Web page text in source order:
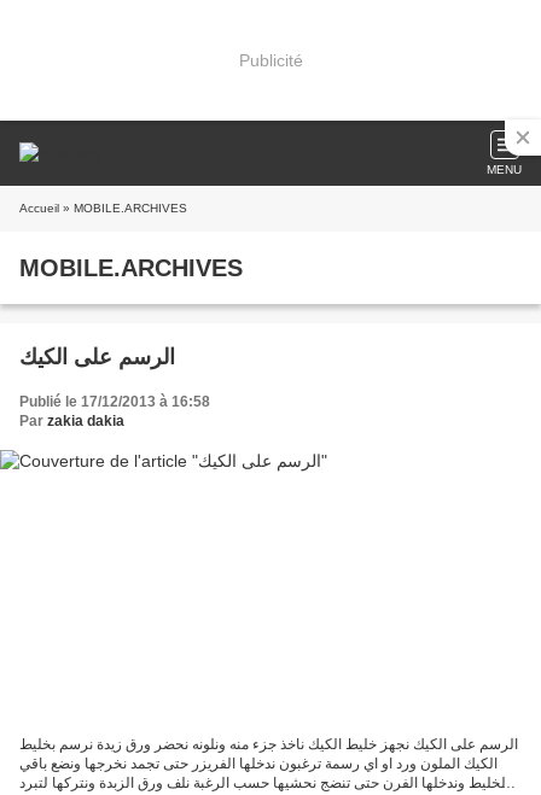
Publicité
MENU
Accueil » MOBILE.ARCHIVES
MOBILE.ARCHIVES
الرسم على الكيك
Publié le 17/12/2013 à 16:58
Par zakia dakia
الرسم على الكيك نجهز خليط الكيك ناخذ جزء منه ونلونه نحضر ورق زيدة نرسم بخليط
الكيك الملون ورد او اي رسمة ترغبون ندخلها الفريزر حتى تجمد نخرجها ونضع باقي
الخليط وندخلها الفرن حتى تنضج نحشيها حسب الرغبة نلف ورق الزبدة ونتركها لتبرد